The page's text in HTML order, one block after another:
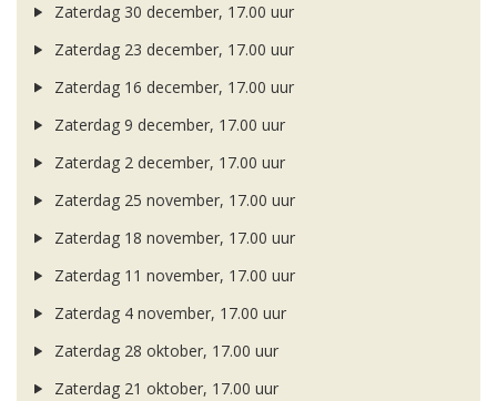
Zaterdag 30 december, 17.00 uur
Zaterdag 23 december, 17.00 uur
Zaterdag 16 december, 17.00 uur
Zaterdag 9 december, 17.00 uur
Zaterdag 2 december, 17.00 uur
Zaterdag 25 november, 17.00 uur
Zaterdag 18 november, 17.00 uur
Zaterdag 11 november, 17.00 uur
Zaterdag 4 november, 17.00 uur
Zaterdag 28 oktober, 17.00 uur
Zaterdag 21 oktober, 17.00 uur